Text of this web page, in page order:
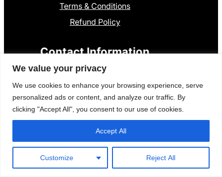
We value your privacy
We use cookies to enhance your browsing experience, serve
personalized ads or content, and analyze our traffic. By
clicking "Accept All", you consent to our use of cookies.
Customize Reject All
Accept All
Terms & Conditions
Refund Policy
Contact Information
+
8801300841136
Dumki, Pstu
Creative Designer ByWP Radiant| Proudly powered by
WordPress